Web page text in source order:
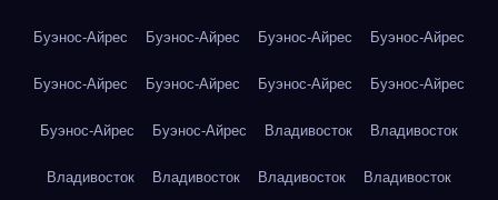
Буэнос-Айрес Буэнос-Айрес Буэнос-Айрес Буэнос-Айрес
Буэнос-Айрес Буэнос-Айрес Буэнос-Айрес Буэнос-Айрес
Буэнос-Айрес Буэнос-Айрес Владивосток Владивосток
Владивосток Владивосток Владивосток Владивосток